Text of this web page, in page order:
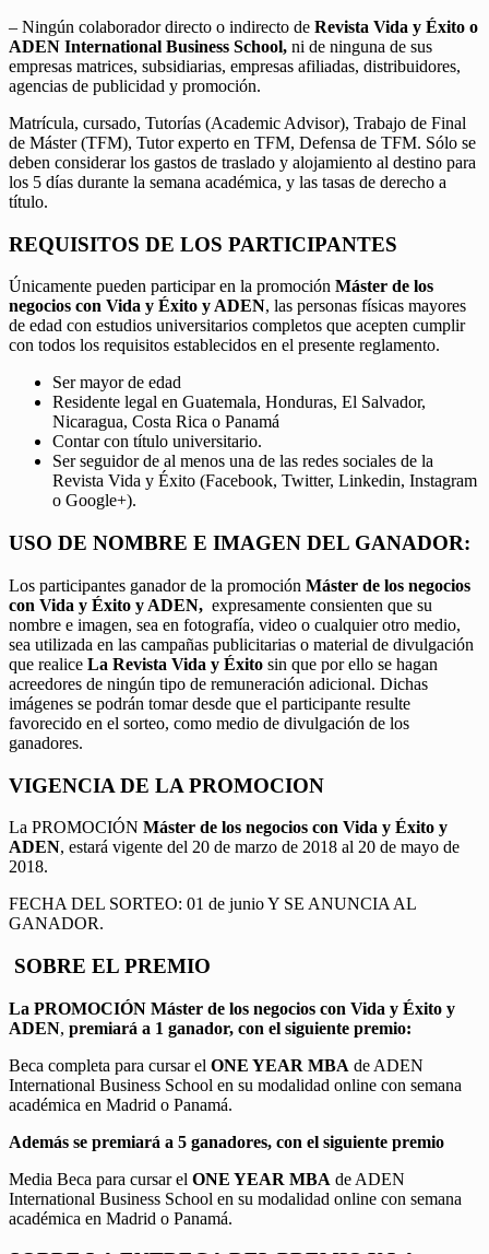
– Ningún colaborador directo o indirecto de Revista Vida y Éxito o
ADEN International Business School, ni de ninguna de sus
empresas matrices, subsidiarias, empresas afiliadas, distribuidores,
agencias de publicidad y promoción.
Matrícula, cursado, Tutorías (Academic Advisor), Trabajo de Final
de Máster (TFM), Tutor experto en TFM, Defensa de TFM. Sólo se
deben considerar los gastos de traslado y alojamiento al destino para
los 5 días durante la semana académica, y las tasas de derecho a
título.
REQUISITOS DE LOS PARTICIPANTES
Únicamente pueden participar en la promoción Máster de los
negocios con Vida y Éxito y ADEN, las personas físicas mayores
de edad con estudios universitarios completos que acepten cumplir
con todos los requisitos establecidos en el presente reglamento.
Ser mayor de edad
Residente legal en Guatemala, Honduras, El Salvador,
Nicaragua, Costa Rica o Panamá
Contar con título universitario.
Ser seguidor de al menos una de las redes sociales de la
Revista Vida y Éxito (Facebook, Twitter, Linkedin, Instagram
o Google+).
USO DE NOMBRE E IMAGEN DEL GANADOR:
Los participantes ganador de la promoción Máster de los negocios
con Vida y Éxito y ADEN, expresamente consienten que su
nombre e imagen, sea en fotografía, video o cualquier otro medio,
sea utilizada en las campañas publicitarias o material de divulgación
que realice La Revista Vida y Éxito sin que por ello se hagan
acreedores de ningún tipo de remuneración adicional. Dichas
imágenes se podrán tomar desde que el participante resulte
favorecido en el sorteo, como medio de divulgación de los
ganadores.
VIGENCIA DE LA PROMOCION
La PROMOCIÓN Máster de los negocios con Vida y Éxito y
ADEN, estará vigente del 20 de marzo de 2018 al 20 de mayo de
2018.
FECHA DEL SORTEO: 01 de junio Y SE ANUNCIA AL
GANADOR.
SOBRE EL PREMIO
La PROMOCIÓN Máster de los negocios con Vida y Éxito y
ADEN, premiará a 1 ganador, con el siguiente premio:
Beca completa para cursar el ONE YEAR MBA de ADEN
International Business School en su modalidad online con semana
académica en Madrid o Panamá.
Además se premiará a 5 ganadores, con el siguiente premio
Media Beca para cursar el ONE YEAR MBA de ADEN
International Business School en su modalidad online con semana
académica en Madrid o Panamá.